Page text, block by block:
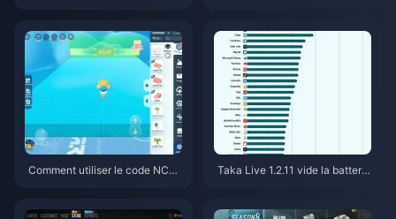
n)
Comment utiliser le code NCR
Taka Live 1.2.11 vide la batterie
tions